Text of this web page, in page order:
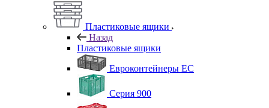
Пластиковые ящики
Назад
Пластиковые ящики
Евроконтейнеры ЕС
Серия 900